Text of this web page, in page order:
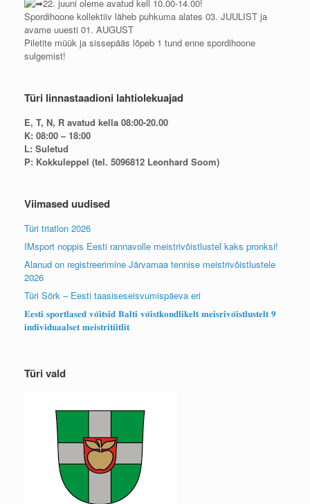
22. juuni oleme avatud kell 10.00-14.00!
Spordihoone kollektiiv läheb puhkuma alates 03. JUULIST ja
avame uuesti 01. AUGUST
Piletite müük ja sissepääs lõpeb 1 tund enne spordihoone
sulgemist!
Türi linnastaadioni lahtiolekuajad
E, T, N, R avatud kella 08:00-20.00
K: 08:00 – 18:00
L: Suletud
P: Kokkuleppel (tel. 5096812 Leonhard Soom)
Viimased uudised
Türi triatlon 2026
IMsport noppis Eesti rannavolle meistrivõistlustel kaks pronksi!
Alanud on registreerimine Järvamaa tennise meistrivõistlustele
2026
Türi Sörk – Eesti taasiseseisvumispäeva eri
𝐄𝐞𝐬𝐭𝐢 𝐬𝐩𝐨𝐫𝐭𝐥𝐚𝐬𝐞𝐝 𝐯𝐨̃𝐢𝐭𝐬𝐢𝐝 𝐁𝐚𝐥𝐭𝐢 𝐯𝐨̃𝐢𝐬𝐭𝐤𝐨𝐧𝐝𝐥𝐢𝐤𝐞𝐥𝐭 𝐦𝐞𝐢𝐬𝐫𝐢𝐯𝐨̃𝐢𝐬𝐭𝐥𝐮𝐬𝐭𝐞𝐥𝐭 𝟗
𝐢𝐧𝐝𝐢𝐯𝐢𝐝𝐮𝐚𝐚𝐥𝐬𝐞𝐭 𝐦𝐞𝐢𝐬𝐭𝐫𝐢𝐭𝐢𝐢𝐭𝐥𝐢𝐭
Türi vald